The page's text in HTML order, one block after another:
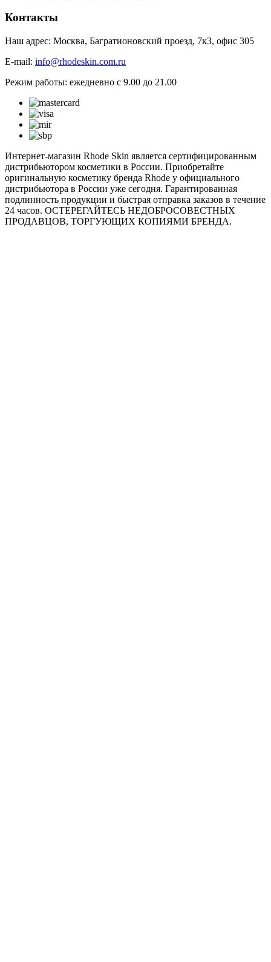
Контакты
Наш адрес: Москва, Багратионовский проезд, 7к3, офис 305
E-mail: info@rhodeskin.com.ru
Режим работы: ежедневно с 9.00 до 21.00
Интернет-магазин Rhode Skin является сертифицированным
дистрибьютором косметики в России. Приобретайте
оригинальную косметику бренда Rhode у официального
дистрибьютора в России уже сегодня. Гарантированная
подлинность продукции и быстрая отправка заказов в течение
24 часов. ОСТЕРЕГАЙТЕСЬ НЕДОБРОСОВЕСТНЫХ
ПРОДАВЦОВ, ТОРГУЮЩИХ КОПИЯМИ БРЕНДА.